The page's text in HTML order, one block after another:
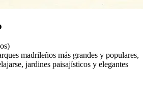
madrileños más grandes y populares,
jardines paisajísticos y elegantes